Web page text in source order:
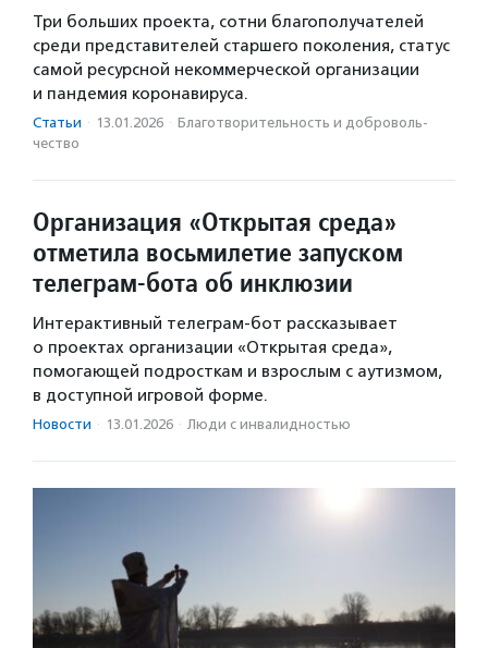
Три больших проекта, сотни благополучателей
среди представителей старшего поколения, статус
самой ресурсной некоммерческой организации
и пандемия коронавируса.
Статьи · 13.01.2026 · Благотвори­тель­ность и доброволь­
чест­во
Организация «Открытая среда»
отметила восьмилетие запуском
телеграм-бота об инклюзии
Интерактивный телеграм-бот рассказывает
о проектах организации «Открытая среда»,
помогающей подросткам и взрослым с аутизмом,
в доступной игровой форме.
Новости · 13.01.2026 · Люди с инвалидностью